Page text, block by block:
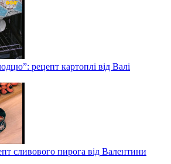
рецепт картоплі від Валі
сливового пирога від Валентини